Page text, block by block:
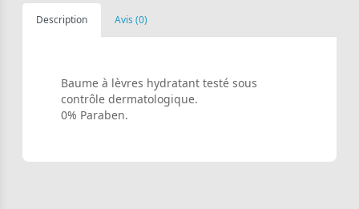
Description Avis (0)
Baume à lèvres hydratant testé sous
contrôle dermatologique.
0% Paraben.